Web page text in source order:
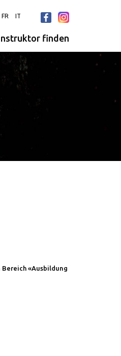
FR IT
finden
Bereich «Ausbildung